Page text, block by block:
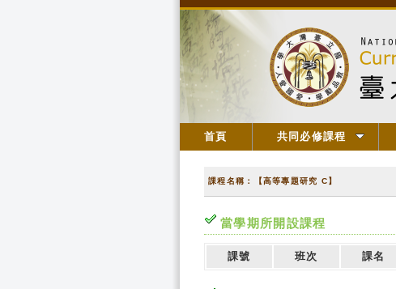
首頁 共同必修課程
課程名稱：【高等專題研究 C】
當學期所開設課程
課號 班次 課名